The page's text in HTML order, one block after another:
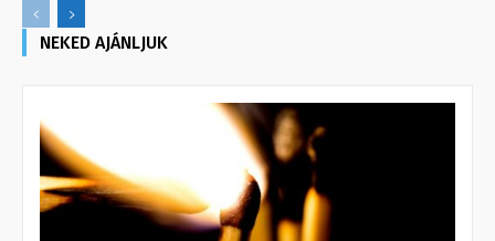
NEKED AJÁNLJUK